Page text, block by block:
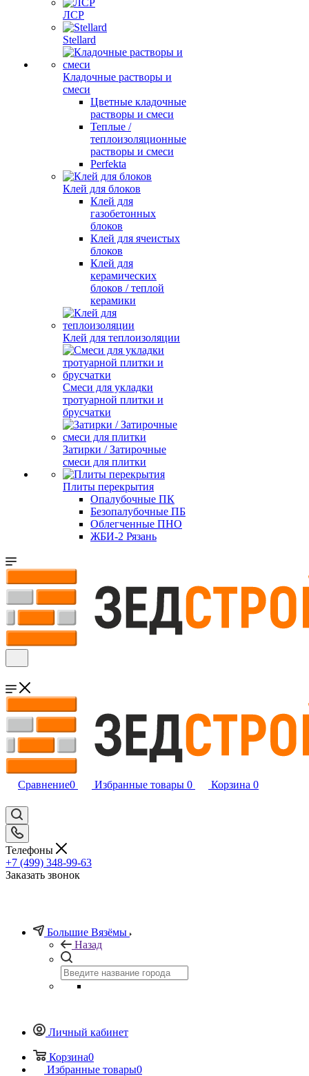
ЛСР
Stellard
Кладочные растворы и
смеси
Цветные кладочные
растворы и смеси
Теплые /
теплоизоляционные
растворы и смеси
Perfekta
Клей для блоков
Клей для
газобетонных
блоков
Клей для ячеистых
блоков
Клей для
керамических
блоков / теплой
керамики
Клей для теплоизоляции
Смеси для укладки
тротуарной плитки и
брусчатки
Затирки / Затирочные
смеси для плитки
Плиты перекрытия
Опалубочные ПК
Безопалубочные ПБ
Облегченные ПНО
ЖБИ-2 Рязань
Сравнение0 Избранные товары 0 Корзина 0
Телефоны
+7 (499) 348-99-63
Заказать звонок
Большие Вязёмы
Назад
Личный кабинет
Корзина0
Избранные товары0